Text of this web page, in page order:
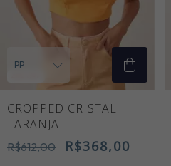
CROPPED CRISTAL
LARANJA
R$612,00 R$368,00